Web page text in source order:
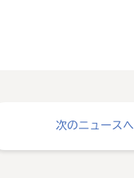
次のニュースへ